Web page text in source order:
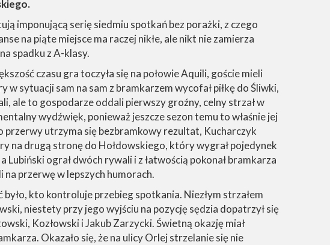
imponującą serię siedmiu spotkań bez porażki, z czego
na piąte miejsce ma raczej nikłe, ale nikt nie zamierza
spadku z A-klasy.
czasu gra toczyła się na połowie Aquili, goście mieli
sytuacji sam na sam z bramkarzem wycofał piłkę do Śliwki,
ale to gospodarze oddali pierwszy groźny, celny strzał w
wydźwięk, ponieważ jeszcze sezon temu to właśnie jej
przerwy utrzyma się bezbramkowy rezultat, Kucharczyk
na drugą stronę do Hołdowskiego, który wygrał pojedynek
ograł dwóch rywali i z łatwością pokonał bramkarza
na przerwę w lepszych humorach.
kto kontroluje przebieg spotkania. Niezłym strzałem
niestety przy jego wyjściu na pozycję sędzia dopatrzył się
Kozłowski i Jakub Zarzycki. Świetną okazję miał
Okazało się, że na ulicy Orlej strzelanie się nie